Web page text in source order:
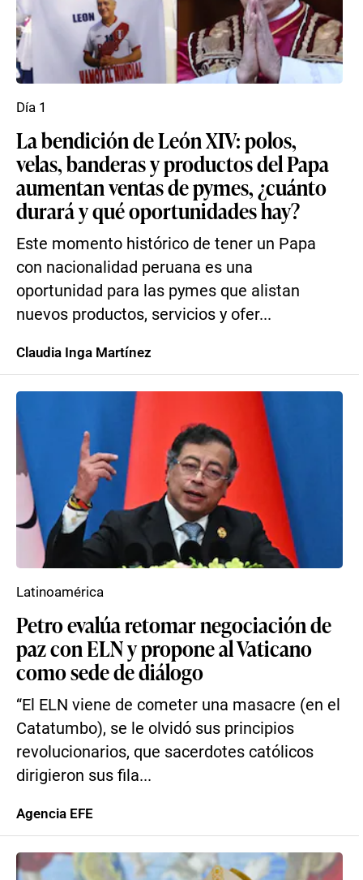
La bendición de León XIV: polos,
velas, banderas y productos del Papa
aumentan ventas de pymes, ¿cuánto
durará y qué oportunidades hay?
Este momento histórico de tener un Papa
con nacionalidad peruana es una
oportunidad para las pymes que alistan
nuevos productos, servicios y ofer...
Día 1
Claudia Inga Martínez
Petro evalúa retomar negociación de
paz con ELN y propone al Vaticano
como sede de diálogo
“El ELN viene de cometer una masacre (en el
Catatumbo), se le olvidó sus principios
revolucionarios, que sacerdotes católicos
dirigieron sus fila...
Latinoamérica
Agencia EFE